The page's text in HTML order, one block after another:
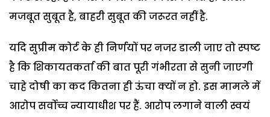
मजबूत सुबूत है, बाहरी सुबूत की जरूरत नहीं है.
यदि सुप्रीम कोर्ट के ही निर्णयों पर नजर डाली जाए तो स्पष्ट
है कि शिकायतकर्ता की बात पूरी गंभीरता से सुनी जाएगी
चाहे दोषी का कद कितना ही ऊंचा क्यों न हो. इस मामले में
आरोप सर्वोच्च न्यायाधीश पर हैं. आरोप लगाने वाली स्वयं